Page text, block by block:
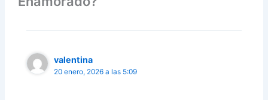
valentina
20 enero, 2026 a las 5:09